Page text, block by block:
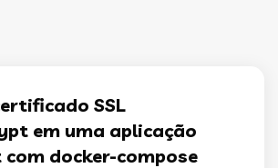
SSL
em uma aplicação
docker-compose